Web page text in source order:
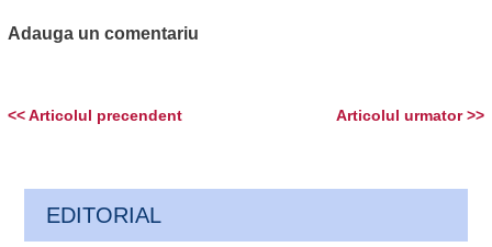
Adauga un comentariu
Articolul urmator >>
<< Articolul precendent
EDITORIAL